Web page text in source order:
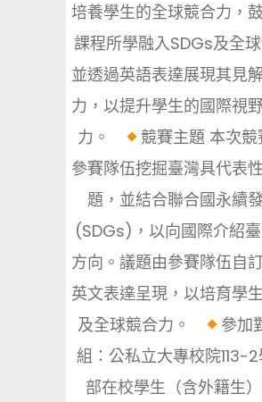
培養學生的全球競合力，
課程所學融入SDGs及全球
並透過英語表達展現其見
力，以提升學生的國際視
力。
競賽主題 本次
參賽隊伍挖掘臺灣具代表
題，並結合聯合國永續
(SDGs)，以向國際介紹
方向。議題由參賽隊伍自
英文表達呈現，以培育學
及全球競合力。
參加
組：公私立大專校院113-
部在校學生（含外籍生